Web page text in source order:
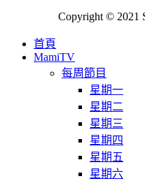
Copyright © 2021
首頁
MamiTV
每周節目
星期一
星期二
星期三
星期四
星期五
星期六